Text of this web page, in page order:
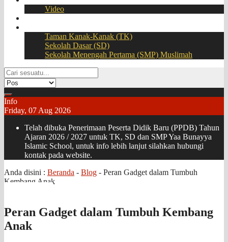
Video
Taman Kanak-Kanak (TK)
Sekolah Dasar (SD)
Sekolah Menengah Pertama (SMP) Muslimah
Info
Friday, 07 Aug 2026
Telah dibuka Penerimaan Peserta Didik Baru (PPDB) Tahun
Ajaran 2026 / 2027 untuk TK, SD dan SMP Yaa Bunayya
Islamic School, untuk info lebih lanjut silahkan hubungi
kontak pada website.
Anda disini : Beranda - Blog - Peran Gadget dalam Tumbuh
Kembang Anak
Peran Gadget dalam Tumbuh Kembang
Anak